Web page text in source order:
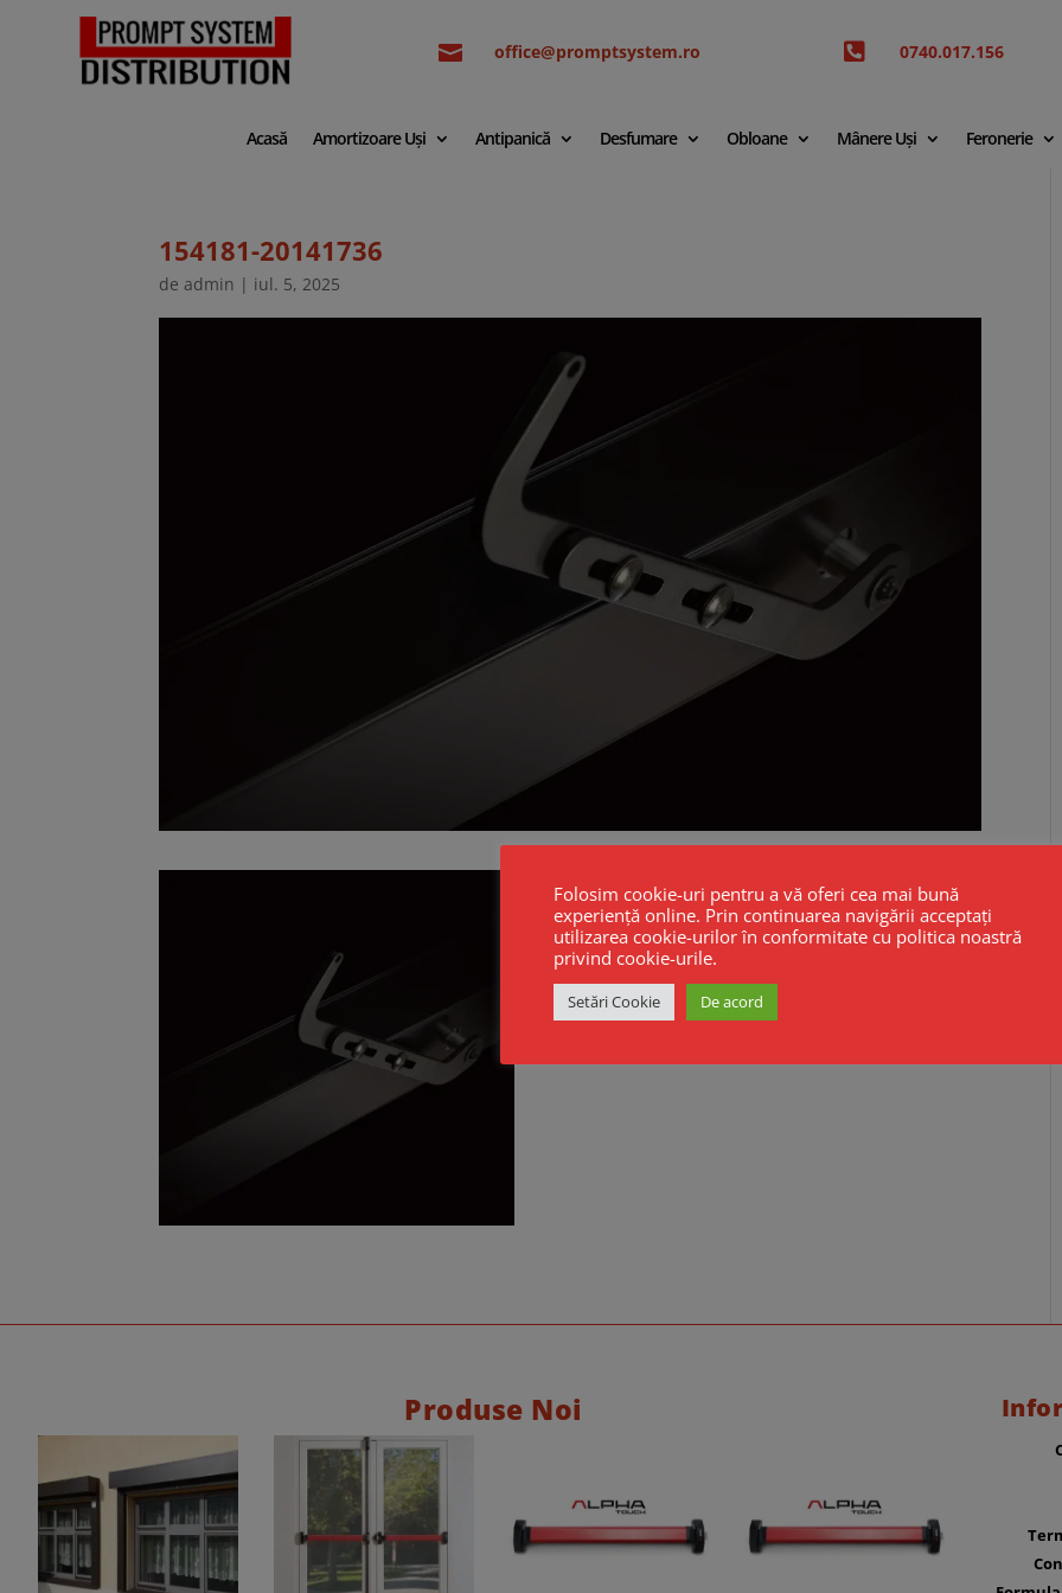
 office@promptsystem.ro  0740.017.156
Acasă Amortizoare Uși Antipanică Desfumare Obloane Mânere Uși Feronerie
154181-20141736
deadmin | iul. 5, 2025
Produse Noi
Folosim cookie-uri pentru a vă oferi cea mai bună
experiență online. Prin continuarea navigării acceptați
utilizarea cookie-urilor în conformitate cu politica noastră
privind cookie-urile.
Setări Cookie De acord